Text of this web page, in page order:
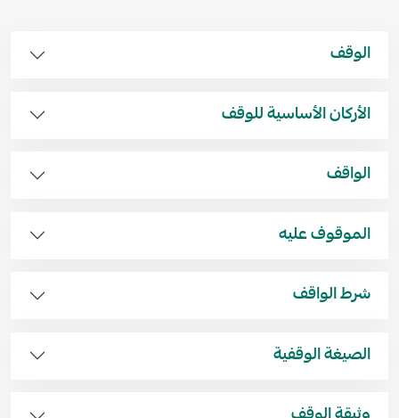
الوقف
الأركان الأساسية للوقف
الواقف
الموقوف عليه
شرط الواقف
الصيغة الوقفية